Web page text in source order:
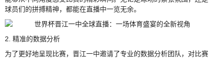
球员们的拼搏精神，都能在直播中一览无余。
2. 精准的数据分析
为了更好地呈现比赛，晋江一中邀请了专业的数据分析团队，对比赛